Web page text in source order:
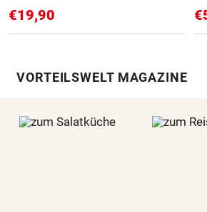
€19,90
VORTEILSWELT MAGAZINE